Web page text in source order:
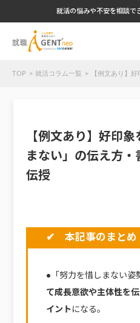
就活の悩みや不安を相談で
TOP 就活コラム一覧 【例文あり】
【例文あり】好印
まない」の伝え方
伝授
✔ 本記事のまとめ
●「努力を惜しまない姿
て成長意欲や主体性を
イントになる。